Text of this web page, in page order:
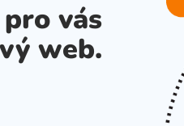
vás
web.